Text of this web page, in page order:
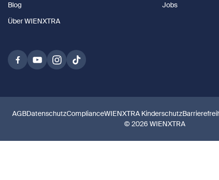
Blog
Jobs
Über WIENXTRA
© 2026 WIENXTRA
AGBDatenschutzComplianceWIENXTRA Kinderschutz